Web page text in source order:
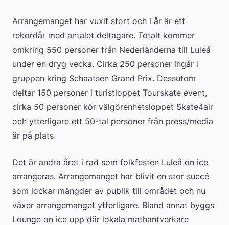
Arrangemanget har vuxit stort och i år är ett
rekordår med antalet deltagare. Totalt kommer
omkring 550 personer från Nederländerna till Luleå
under en dryg vecka. Cirka 250 personer ingår i
gruppen kring Schaatsen Grand Prix. Dessutom
deltar 150 personer i turistloppet Tourskate event,
cirka 50 personer kör välgörenhetsloppet Skate4air
och ytterligare ett 50-tal personer från press/media
är på plats.
Det är andra året i rad som folkfesten Luleå on ice
arrangeras. Arrangemanget har blivit en stor succé
som lockar mängder av publik till området och nu
växer arrangemanget ytterligare. Bland annat byggs
Lounge on ice upp där lokala mathantverkare